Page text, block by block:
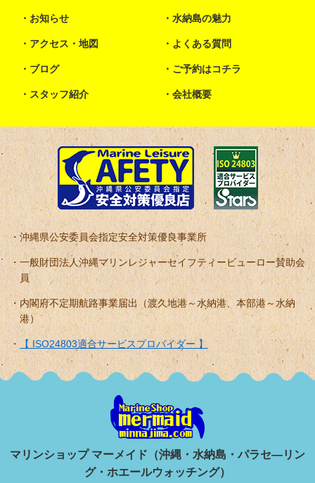
お知らせ 水納島の魅力
アクセス・地図 よくある質問
ブログ ご予約はコチラ
スタッフ紹介 会社概要
沖縄県公安委員会指定安全対策優良事業所
一般財団法人沖縄マリンレジャーセイフティービューロー賛助会
員
内閣府不定期航路事業届出（渡久地港～水納港、本部港～水納
港）
【 ISO24803適合サービスプロバイダー 】
マリンショップ マーメイド（沖縄・水納島・パラセ―リン
グ・ホエールウォッチング）